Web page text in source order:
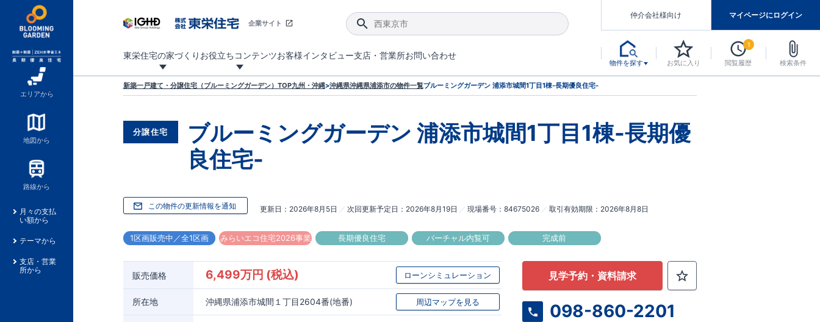
エリアから
地図から
路線から
月々の支払
い額から
テーマから
支店・営業
所から
企業サイト
東栄住宅の家づくり お役立ちコンテンツお客様インタビュー支店・営業所お問い合わせ
仲介会社様向け マイページにログイン
物件を探す お気に入り 閲覧履歴
1
検索条件
新築一戸建て・分譲住宅（ブルーミングガーデン）TOP九州・沖縄>沖縄県沖縄県浦添市の物件一覧ブルーミングガーデン 浦添市城間1丁目1棟-長期優良住宅-
分譲住宅 ブルーミングガーデン 浦添市城間1丁目1棟-長期優
良住宅-
この物件の更新情報を通知 更新日 2026年8月5日 次回更新予定日 2026年8月19日 現場番号 84675026 取引有効期限 2026年8月8日
1区画販売中／全1区画 みらいエコ住宅2026事業 長期優良住宅 バーチャル内覧可 完成前
販売価格 6,499万円 (税込) ローンシミュレーション
所在地 沖縄県浦添市城間１丁目2604番(地番) 周辺マップを見る
見学予約・資料請求
098-860-2201